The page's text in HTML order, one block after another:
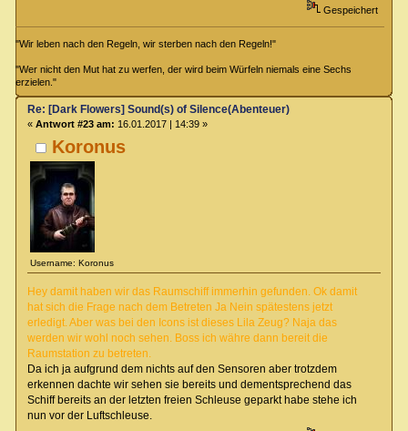
Gespeichert
"Wir leben nach den Regeln, wir sterben nach den Regeln!"
"Wer nicht den Mut hat zu werfen, der wird beim Würfeln niemals eine Sechs
erzielen."
Koronus
Username: Koronus
Re: [Dark Flowers] Sound(s) of Silence(Abenteuer)
« Antwort #23 am: 16.01.2017 | 14:39 »
Hey damit haben wir das Raumschiff immerhin gefunden. Ok damit
hat sich die Frage nach dem Betreten Ja Nein spätestens jetzt
erledigt. Aber was bei den Icons ist dieses Lila Zeug? Naja das
werden wir wohl noch sehen. Boss ich währe dann bereit die
Raumstation zu betreten.
Da ich ja aufgrund dem nichts auf den Sensoren aber trotzdem
erkennen dachte wir sehen sie bereits und dementsprechend das
Schiff bereits an der letzten freien Schleuse geparkt habe stehe ich
nun vor der Luftschleuse.